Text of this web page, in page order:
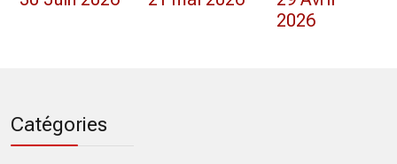
2026
Catégories